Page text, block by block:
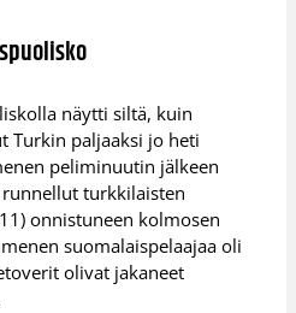
näytti siltä, kuin
Turkin paljaaksi jo heti
peliminuutin jälkeen
turkkilaisten
onnistuneen kolmosen
suomalaispelaajaa oli
olivat jakaneet